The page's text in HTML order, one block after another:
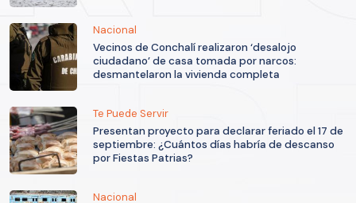
Nacional
Vecinos de Conchalí realizaron ‘desalojo
ciudadano’ de casa tomada por narcos:
desmantelaron la vivienda completa
Te Puede Servir
Presentan proyecto para declarar feriado el 17 de
septiembre: ¿Cuántos días habría de descanso
por Fiestas Patrias?
Nacional